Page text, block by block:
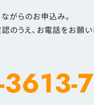
がらのお申込み。
のうえ、お電話をお願い